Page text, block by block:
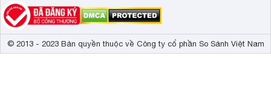
© 2013 - 2023 Bản quyền thuộc về Công ty cổ phần So Sánh Việt Nam